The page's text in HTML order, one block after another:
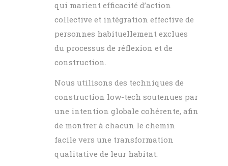
qui marient efficacité d’action
collective et intégration effective de
personnes habituellement exclues
du processus de réflexion et de
construction.
Nous utilisons des techniques de
construction low-tech soutenues par
une intention globale cohérente, afin
de montrer à chacun le chemin
facile vers une transformation
qualitative de leur habitat.